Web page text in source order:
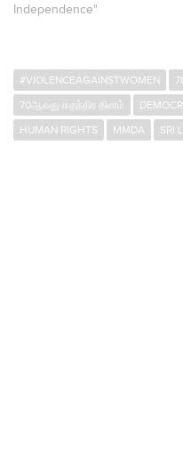
Independence"
#VIOLENCEAGAINSTWOMEN
70ஆவது சுதந்திர தினம்
HUMAN RIGHTS
MMDA SRI